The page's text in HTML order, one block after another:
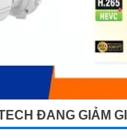
ĐANG GIẢM